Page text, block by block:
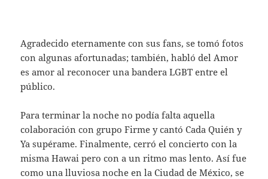
Agradecido eternamente con sus fans, se tomó fotos
con algunas afortunadas; también, habló del Amor
es amor al reconocer una bandera LGBT entre el
público.
Para terminar la noche no podía falta aquella
colaboración con grupo Firme y cantó Cada Quién y
Ya supérame. Finalmente, cerró el concierto con la
misma Hawai pero con a un ritmo mas lento. Así fue
como una lluviosa noche en la Ciudad de México, se